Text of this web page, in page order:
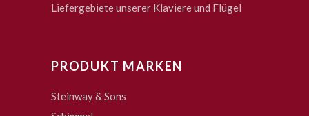
Liefergebiete unserer Klaviere und Flügel
PRODUKT MARKEN
Steinway & Sons